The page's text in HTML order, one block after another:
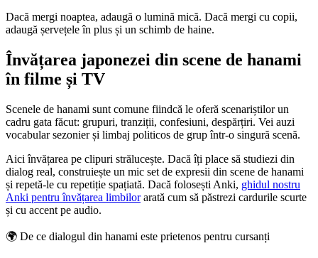
Dacă mergi noaptea, adaugă o lumină mică. Dacă mergi cu copii,
adaugă șervețele în plus și un schimb de haine.
Învățarea japonezei din scene de hanami
în filme și TV
Scenele de hanami sunt comune fiindcă le oferă scenariștilor un
cadru gata făcut: grupuri, tranziții, confesiuni, despărțiri. Vei auzi
vocabular sezonier și limbaj politicos de grup într-o singură scenă.
Aici învățarea pe clipuri strălucește. Dacă îți place să studiezi din
dialog real, construiește un mic set de expresii din scene de hanami
și repetă-le cu repetiție spațiată. Dacă folosești Anki, ghidul nostru
Anki pentru învățarea limbilorarată cum să păstrezi cardurile scurte
și cu accent pe audio.
🌍 De ce dialogul din hanami este prietenos pentru cursanți